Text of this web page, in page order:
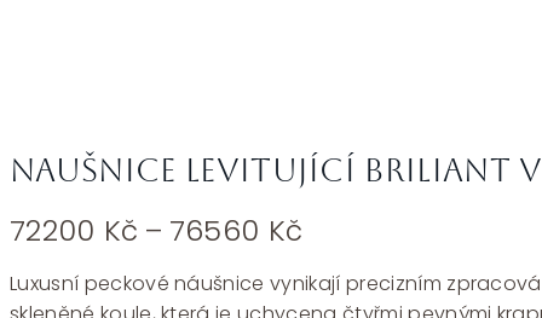
Naušnice levitující briliant ve
72200 Kč – 76560 Kč
72200 Kč
Luxusní peckové náušnice vynikají precizním